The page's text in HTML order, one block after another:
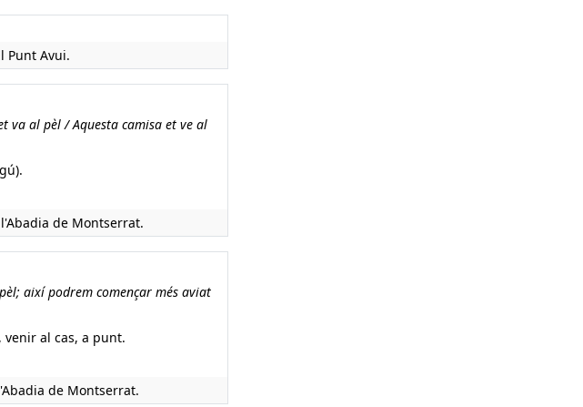
Punt Avui.
va al pèl / Aquesta camisa et ve al
de Montserrat.
així podrem començar més aviat
al cas, a punt.
de Montserrat.